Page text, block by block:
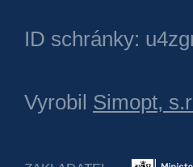
ID schránky:
Vyrobil Simopt,